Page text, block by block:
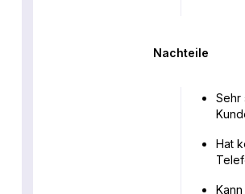
Nachteile
Sehr
Hat
Kann